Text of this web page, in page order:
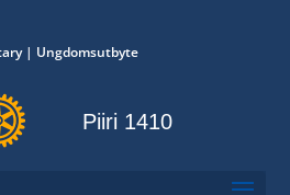
| Ungdomsutbyte
Piiri 1410